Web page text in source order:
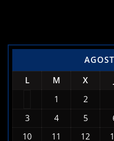
L
M X
1
2